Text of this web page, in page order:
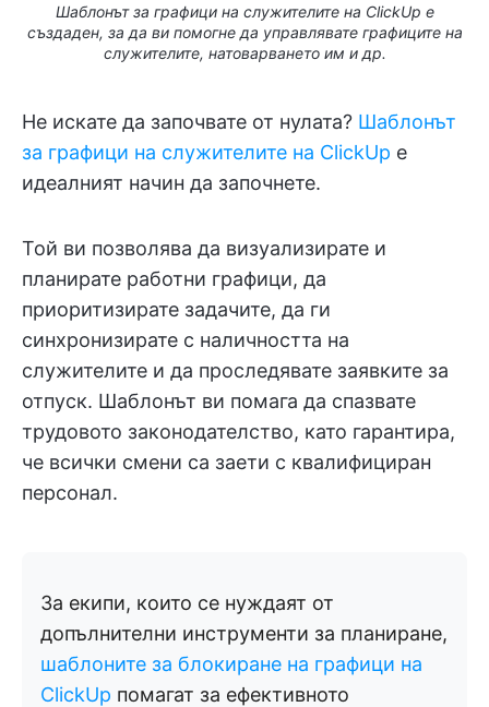
Шаблонът за графици на служителите на ClickUp е
създаден, за да ви помогне да управлявате графиците на
служителите, натоварването им и др.
Не искате да започвате от нулата? Шаблонът
за графици на служителите на ClickUp е
идеалният начин да започнете.
Той ви позволява да визуализирате и
планирате работни графици, да
приоритизирате задачите, да ги
синхронизирате с наличността на
служителите и да проследявате заявките за
отпуск. Шаблонът ви помага да спазвате
трудовото законодателство, като гарантира,
че всички смени са заети с квалифициран
персонал.
За екипи, които се нуждаят от
допълнителни инструменти за планиране,
шаблоните за блокиране на графици на
ClickUp помагат за ефективното